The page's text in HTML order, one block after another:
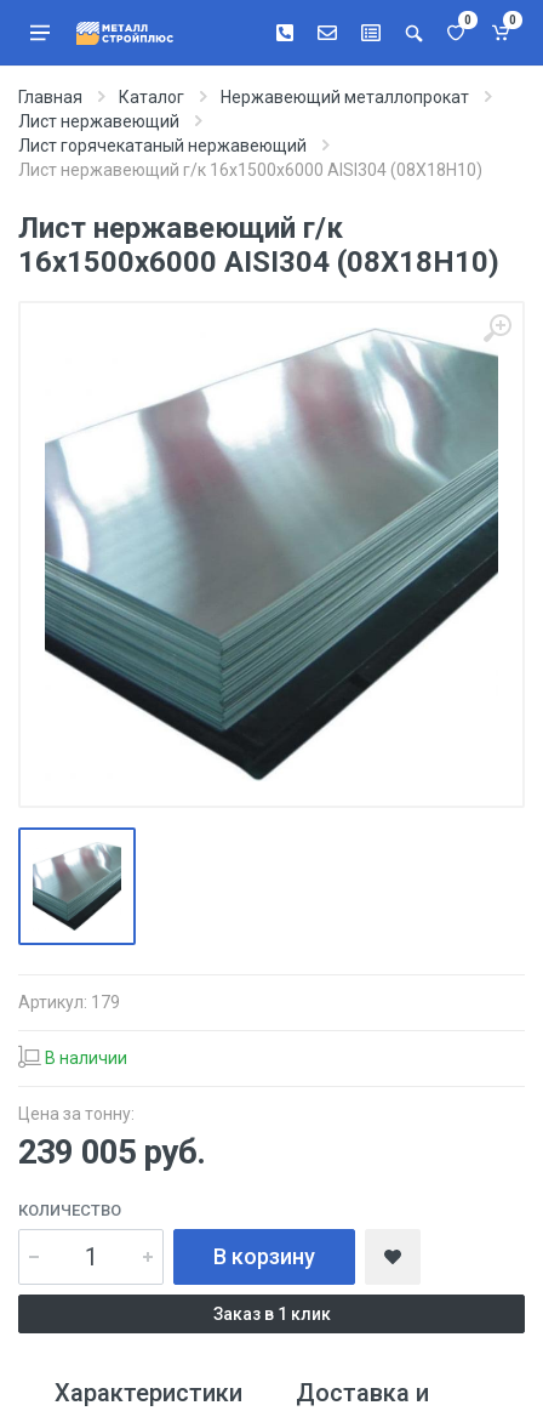
0 0
Главная Каталог
Нержавеющий металлопрокат
Лист нержавеющий
Лист горячекатаный нержавеющий
Лист нержавеющий г/к 16х1500х6000 AISI304 (08Х18Н10)
Лист нержавеющий г/к
16х1500х6000 AISI304 (08Х18Н10)
Артикул: 179
В наличии
Цена за тонну:
239 005 руб.
КОЛИЧЕСТВО
В корзину
Заказ в 1 клик
Характеристики
Доставка и